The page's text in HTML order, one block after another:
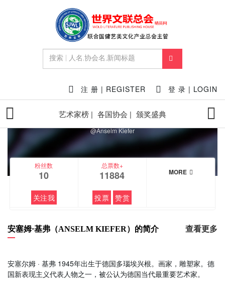
注 册 | REGISTER 登 录 | LOGIN
艺术家榜 | 各国协会 | 颁奖盛典
FEATURED
安塞姆·基弗（Anselm
Kiefer）
@Anselm Kiefer
粉丝数
10
关注我
总票数+
11884
投票 赞赏
MORE
安塞姆·基弗（ANSELM KIEFER）的简介 查看更多
安塞尔姆 · 基弗 1945年出生于德国多瑙埃兴根。画家，雕塑家。德
国新表现主义代表人物之一，被公认为德国当代最重要艺术家。